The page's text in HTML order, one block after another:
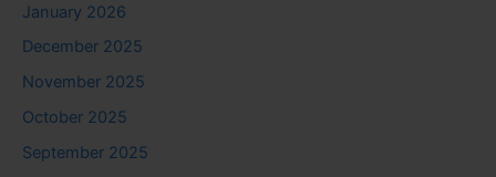
January 2026
December 2025
November 2025
October 2025
September 2025